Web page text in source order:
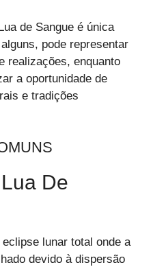
de Sangue é única
pode representar
realizações, enquanto
a oportunidade de
e tradições
De
lunar total onde a
devido à dispersão